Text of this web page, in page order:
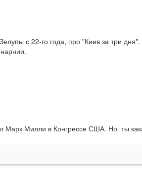
с 22-го года, про "Киев за три
Марк Милли в Конгрессе США. Но  ты